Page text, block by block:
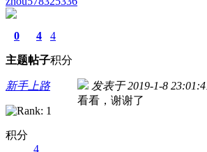
0
主题
4
帖子
4
积分
新手上路
积分
4
发表于 2019-1-8
看看，谢谢了